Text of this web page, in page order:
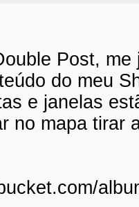
Post,
do meu
e janelas
no mapa tirar